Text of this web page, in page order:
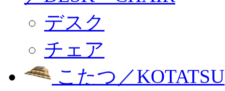
デスク
チェア
こたつ／KOTATSU